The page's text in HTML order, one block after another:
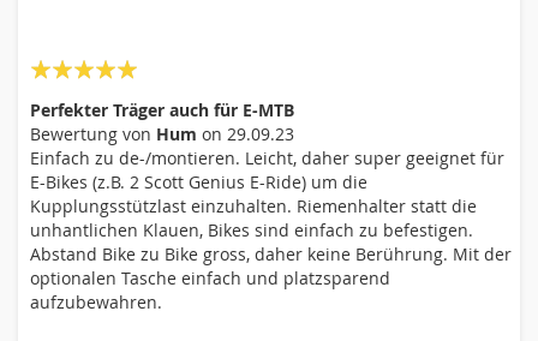
Perfekter Träger auch für E-MTB
Bewertung von Hum on 29.09.23
Einfach zu de-/montieren. Leicht, daher super geeignet für
E-Bikes (z.B. 2 Scott Genius E-Ride) um die
Kupplungsstützlast einzuhalten. Riemenhalter statt die
unhantlichen Klauen, Bikes sind einfach zu befestigen.
Abstand Bike zu Bike gross, daher keine Berührung. Mit der
optionalen Tasche einfach und platzsparend
aufzubewahren.